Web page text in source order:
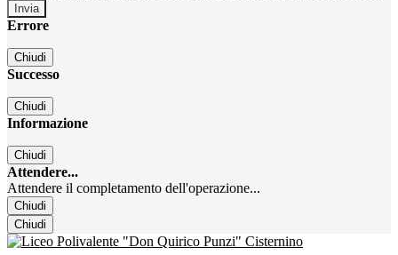
Errore
Chiudi
Successo
Chiudi
Informazione
Chiudi
Attendere...
Attendere il completamento dell'operazione...
Chiudi
Chiudi